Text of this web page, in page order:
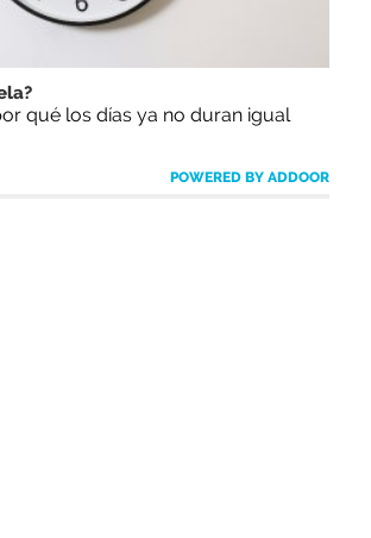
qué los días ya no duran igual
POWERED BY ADDOOR